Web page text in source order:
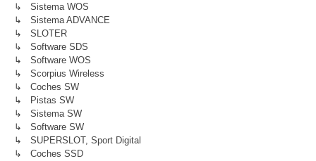
↳ Sistema WOS
↳ Sistema ADVANCE
↳ SLOTER
↳ Software SDS
↳ Software WOS
↳ Scorpius Wireless
↳ Coches SW
↳ Pistas SW
↳ Sistema SW
↳ Software SW
↳ SUPERSLOT, Sport Digital
↳ Coches SSD